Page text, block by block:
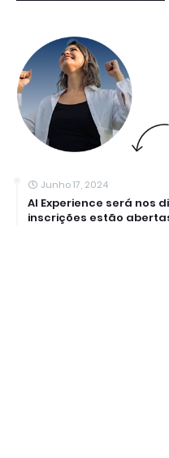
Junho 17, 2024
AI Experience será nos
inscrições estão